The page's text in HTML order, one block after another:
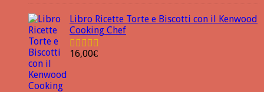
Libro Ricette Torte e Biscotti con il Kenwood
Cooking Chef
Valutato
16,00€